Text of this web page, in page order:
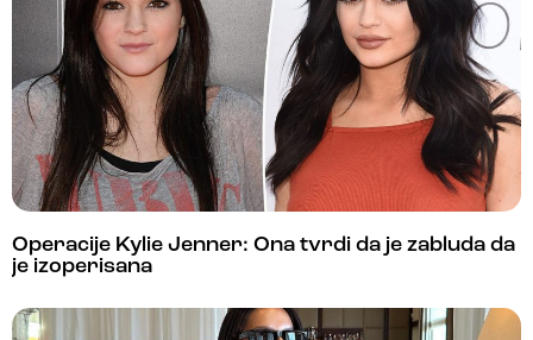
Operacije Kylie Jenner: Ona tvrdi da je zabluda da
je izoperisana